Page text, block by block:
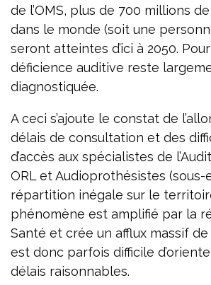
de l’OMS, plus de 700 millions
dans le monde (soit une
seront atteintes d’ici à 2050.
déficience auditive reste
diagnostiquée.
A ceci s’ajoute le constat de
délais de consultation et des
d’accès aux spécialistes de
ORL et Audioprothésistes (sous-
répartition inégale sur le
phénomène est amplifié par la
Santé et crée un afflux massif de
est donc parfois difficile
délais raisonnables.